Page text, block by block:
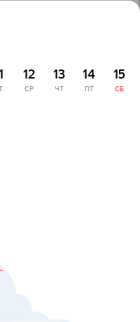
12
СР
13
ЧТ
14
ПТ
15
СБ